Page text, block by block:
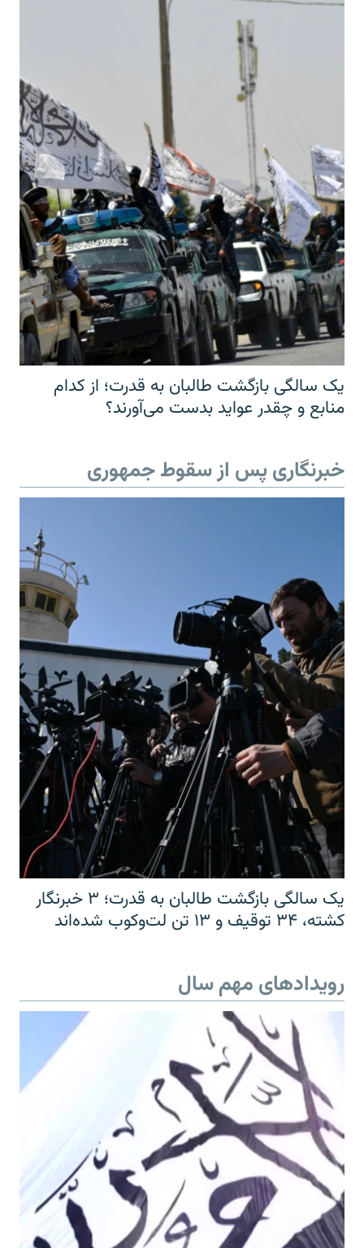
یک سالگی بازگشت طالبان به قدرت؛ از کدام
منابع و چقدر عواید بدست می‌آورند؟
خبرنگاری پس از سقوط جمهوری
یک سالگی بازگشت طالبان به قدرت؛ ۳ خبرنگار
کشته، ۳۴ توقیف و ۱۳ تن لت‌وکوب شده‌اند
رویدادهای مهم سال